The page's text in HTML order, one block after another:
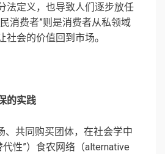
法定义，也导致人们逐步放任
消费者”则是消费者从私领域
社会的价值回到市场。
的实践
、共同购买团体，在社会学中
代性”）食农网络（alternative